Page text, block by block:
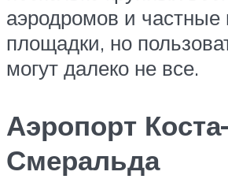
аэродромов и частные
площадки, но
могут далеко не все.
Аэропорт
Смеральда